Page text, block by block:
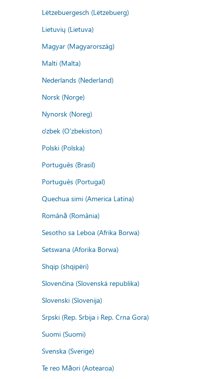
Lëtzebuergesch (Lëtzebuerg)
Lietuvių (Lietuva)
Magyar (Magyarország)
Malti (Malta)
Nederlands (Nederland)
Norsk (Norge)
Nynorsk (Noreg)
o'zbek (O'zbekiston)
Polski (Polska)
Português (Brasil)
Português (Portugal)
Quechua simi (America Latina)
Română (România)
Sesotho sa Leboa (Afrika Borwa)
Setswana (Aforika Borwa)
Shqip (shqipëri)
Slovenčina (Slovenská republika)
Slovenski (Slovenija)
Srpski (Rep. Srbija i Rep. Crna Gora)
Suomi (Suomi)
Svenska (Sverige)
Te reo Māori (Aotearoa)